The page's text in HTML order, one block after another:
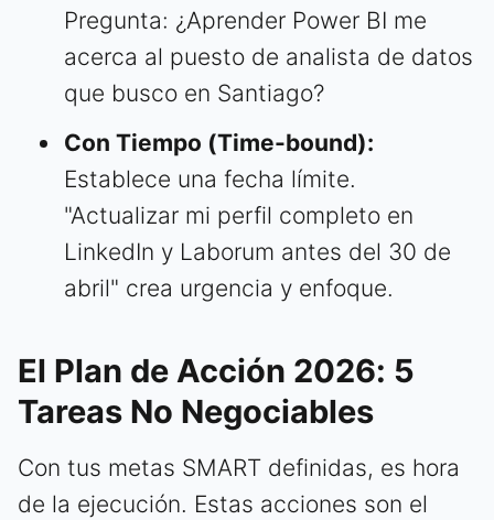
Pregunta: ¿Aprender Power BI me
acerca al puesto de analista de datos
que busco en Santiago?
Con Tiempo (Time-bound):
Establece una fecha límite.
"Actualizar mi perfil completo en
LinkedIn y Laborum antes del 30 de
abril" crea urgencia y enfoque.
El Plan de Acción 2026: 5
Tareas No Negociables
Con tus metas SMART definidas, es hora
de la ejecución. Estas acciones son el